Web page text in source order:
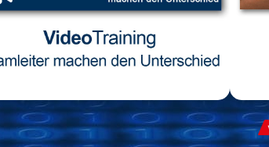
Fazit 01:44
VideoTraining